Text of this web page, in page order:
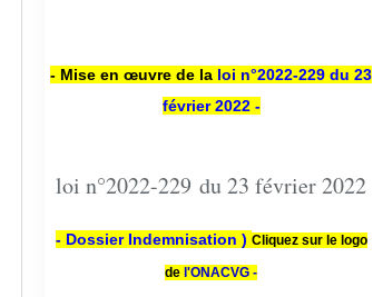
- Mise en œuvre de la loi n°2022-229 du 23
février 2022 -
loi n°2022-229 du 23 février 2022
- Dossier Indemnisation ) Cliquez sur le logo
de l'ONACVG -